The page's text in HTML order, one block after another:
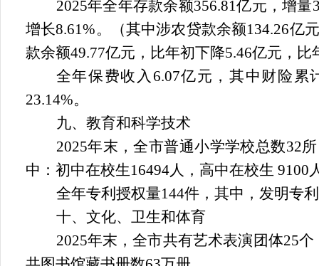
2025年全年存款余额356.81亿元，增量
增长8.61%。（其中涉农贷款余额134.26亿
款余额49.77亿元，比年初下降5.46亿元，比
全年保费收入 6.07亿元，其中财险累
23.14%。
九、教育和科学技术
2025年末，全市普通小学学校总数32
中：初中在校生16494人，高中在校生 9100
全年专利授权量144件，其中，发明专
十、文化、卫生和体育
2025年末，全市共有艺术表演团体25个